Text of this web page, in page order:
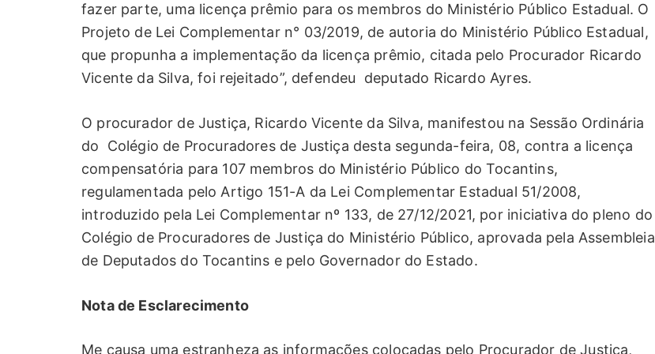
fazer parte, uma licença prêmio para os membros do Ministério Público Estadual. O
Projeto de Lei Complementar n° 03/2019, de autoria do Ministério Público Estadual,
que propunha a implementação da licença prêmio, citada pelo Procurador Ricardo
Vicente da Silva, foi rejeitado”, defendeu deputado Ricardo Ayres.
O procurador de Justiça, Ricardo Vicente da Silva, manifestou na Sessão Ordinária
do Colégio de Procuradores de Justiça desta segunda-feira, 08, contra a licença
compensatória para 107 membros do Ministério Público do Tocantins,
regulamentada pelo Artigo 151-A da Lei Complementar Estadual 51/2008,
introduzido pela Lei Complementar nº 133, de 27/12/2021, por iniciativa do pleno do
Colégio de Procuradores de Justiça do Ministério Público, aprovada pela Assembleia
de Deputados do Tocantins e pelo Governador do Estado.
Nota de Esclarecimento
Me causa uma estranheza as informações colocadas pelo Procurador de Justiça,